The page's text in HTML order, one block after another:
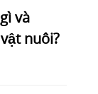
và
nuôi?